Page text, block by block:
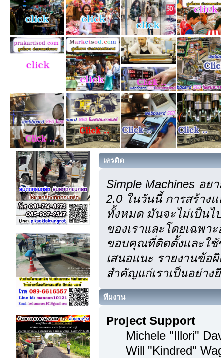
เครดิต
Simple Machines อ
2.0 ในวันนี้ การสร้างแ
ทั้งหมด มันจะไม่เป็นไ
ของเราและโดยเฉพา
ขอบคุณที่ติดตั้งและใช้
เสนอแนะ รายงานข้อ
สำคัญแก่เราเป็นอย่าง
ทีมงาน
Project Support
Michele "Illori"
Will "Kindred"